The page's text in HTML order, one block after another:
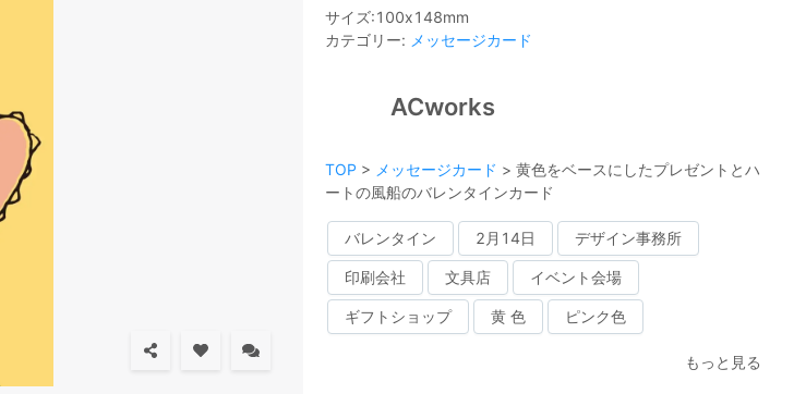
サイズ:100x148mm
カテゴリー: メッセージカード
ACworks
TOP > メッセージカード > 黄色をベースにしたプレゼントとハ
ートの風船のバレンタインカード
バレンタイン 2月14日 デザイン事務所
印刷会社 文具店 イベント会場
ギフトショップ 黄 色 ピンク色
もっと見る